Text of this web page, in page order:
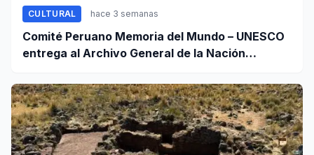
CULTURAL hace 3 semanas
Comité Peruano Memoria del Mundo – UNESCO
entrega al Archivo General de la Nación
documentales